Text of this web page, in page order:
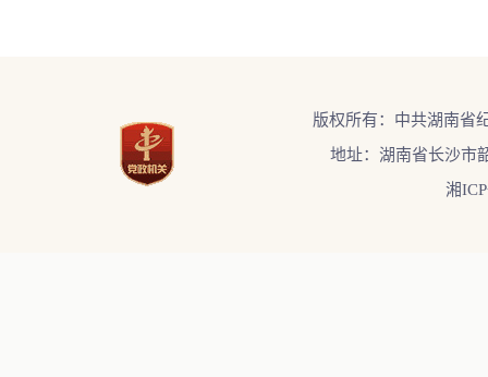
版权所有：中共湖南省
地址：湖南省长沙市
湘